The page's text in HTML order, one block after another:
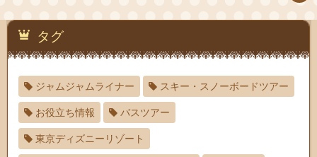
タグ
ジャムジャムライナー
スキー・スノーボードツアー
お役立ち情報
バスツアー
東京ディズニーリゾート